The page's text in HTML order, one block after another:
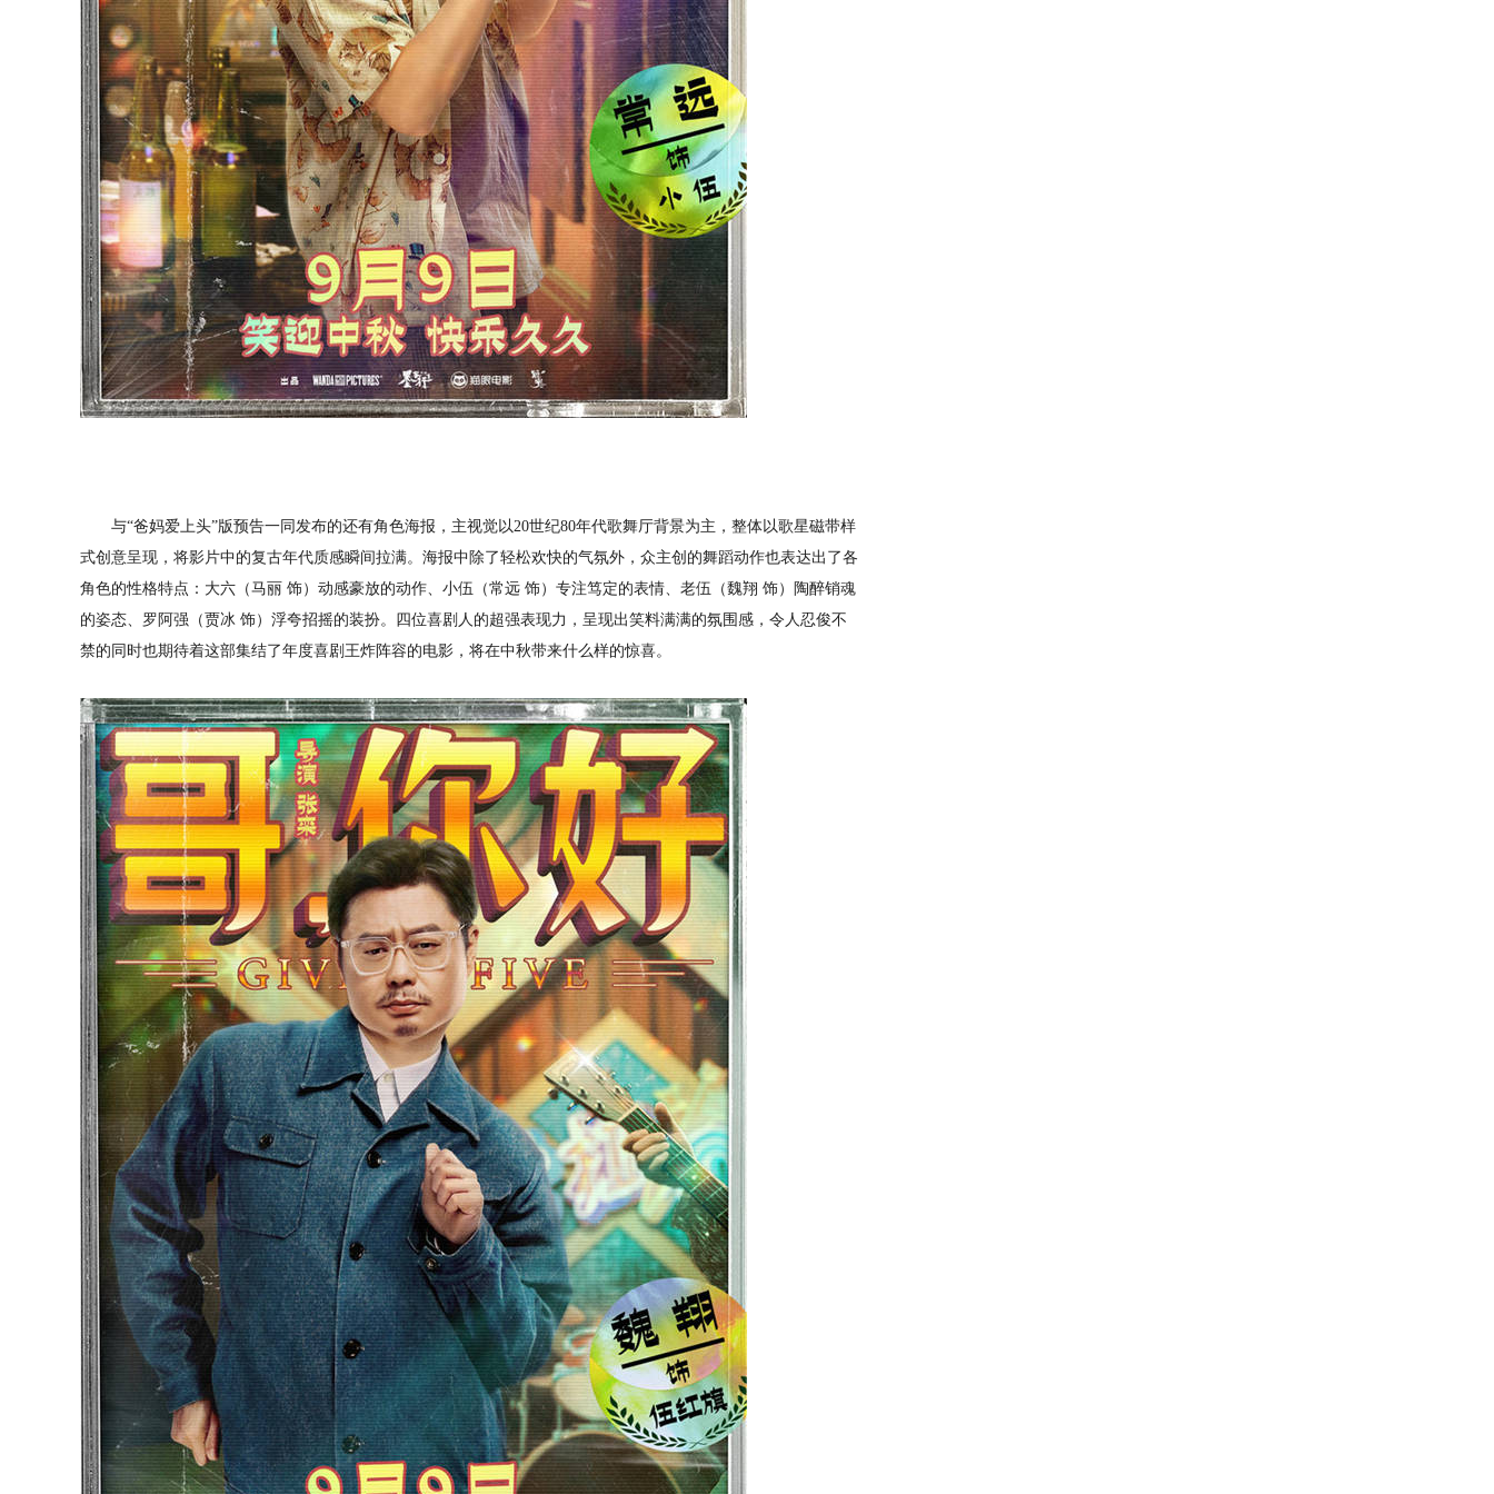
与“爸妈爱上头”版预告一同发布的还有角色海报，主视觉以20世纪80年代歌舞厅背景为主，整体以歌星磁带样
式创意呈现，将影片中的复古年代质感瞬间拉满。海报中除了轻松欢快的气氛外，众主创的舞蹈动作也表达出了各
角色的性格特点：大六（马丽 饰）动感豪放的动作、小伍（常远 饰）专注笃定的表情、老伍（魏翔 饰）陶醉销魂
的姿态、罗阿强（贾冰 饰）浮夸招摇的装扮。四位喜剧人的超强表现力，呈现出笑料满满的氛围感，令人忍俊不
禁的同时也期待着这部集结了年度喜剧王炸阵容的电影，将在中秋带来什么样的惊喜。